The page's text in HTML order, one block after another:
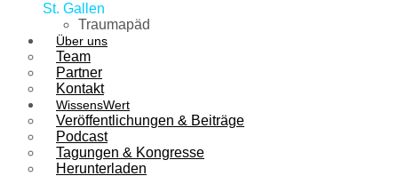
St. Gallen
Traumapäd
Über uns
Team
Partner
Kontakt
WissensWert
Veröffentlichungen & Beiträge
Podcast
Tagungen & Kongresse
Herunterladen